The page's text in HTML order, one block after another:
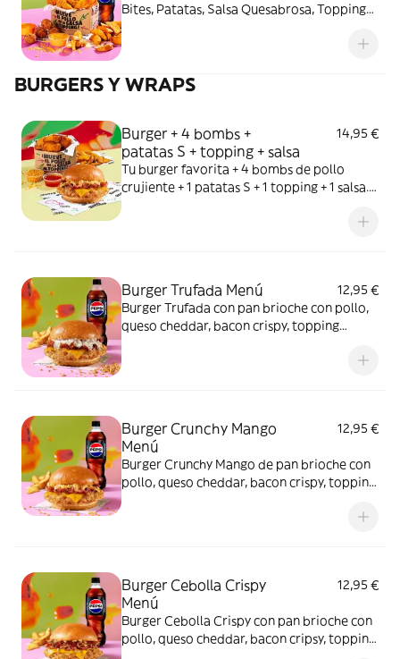
Bites, Patatas, Salsa Quesabrosa, Topping
BURGERS Y WRAPS
Burger + 4 bombs +
patatas S + topping + salsa
14,95 €
Tu burger favorita + 4 bombs de pollo
crujiente + 1 patatas S + 1 topping + 1 salsa.
Burger Trufada Menú
12,95 €
Burger Trufada con pan brioche con pollo,
queso cheddar, bacon crispy, topping
Burger Crunchy Mango
Menú
12,95 €
Burger Crunchy Mango de pan brioche con
pollo, queso cheddar, bacon crispy, topping
Burger Cebolla Crispy
Menú
12,95 €
Burger Cebolla Crispy con pan brioche con
pollo, queso cheddar, bacon cripsy, topping